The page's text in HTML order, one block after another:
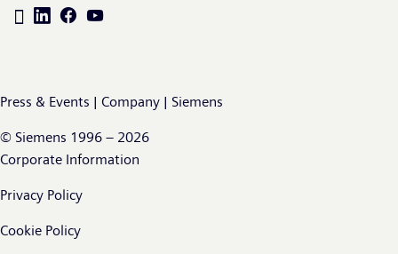
Press & Events | Company | Siemens
© Siemens 1996 – 2026
Corporate Information
Privacy Policy
Cookie Policy